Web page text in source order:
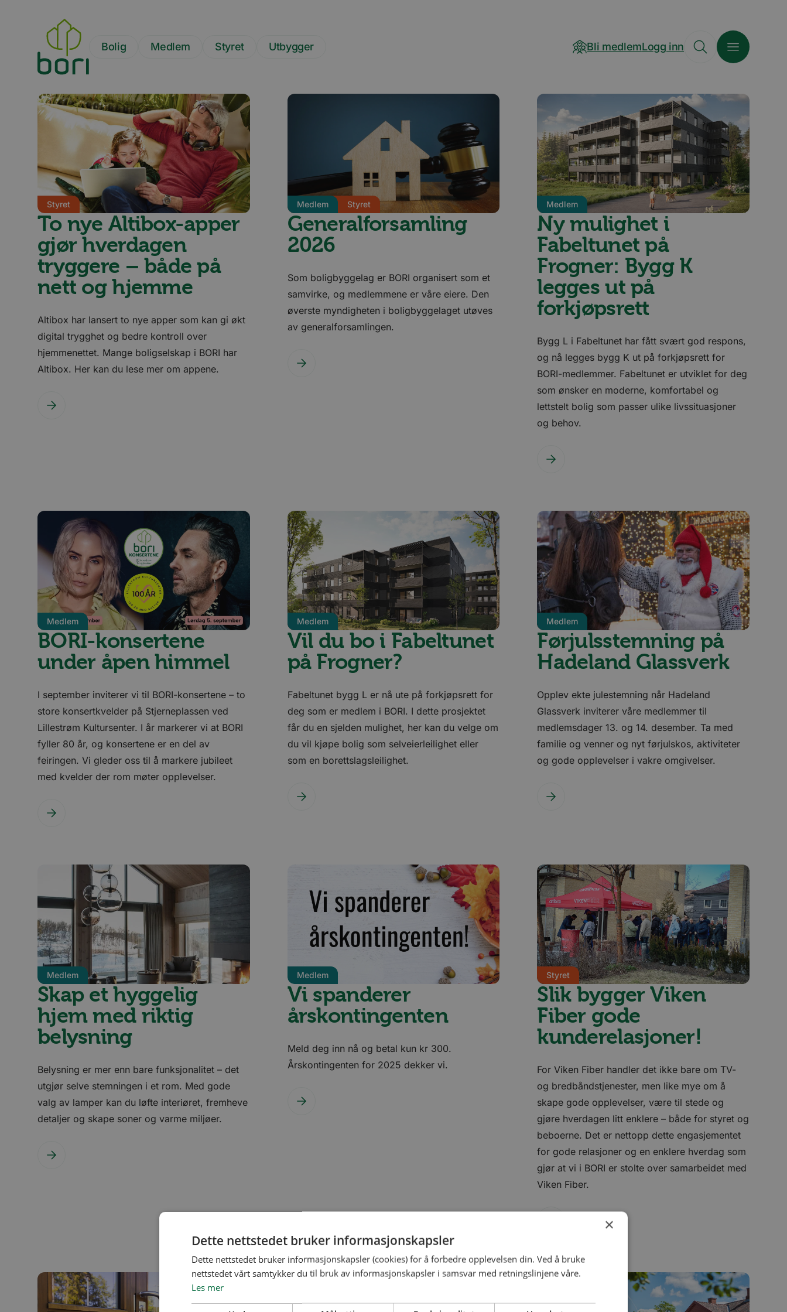
hovedinnhold
Bolig Medlem Styret Utbygger Bli medlemLogg inn
Styret
To nye Altibox-apper
gjør hverdagen
tryggere – både på
nett og hjemme
Altibox har lansert to nye apper som kan gi økt
digital trygghet og bedre kontroll over
hjemmenettet. Mange boligselskap i BORI har
Altibox. Her kan du lese mer om appene.
Medlem Styret
Generalforsamling
2026
Som boligbyggelag er BORI organisert som et
samvirke, og medlemmene er våre eiere. Den
øverste myndigheten i boligbyggelaget utøves
av generalforsamlingen.
Medlem
Ny mulighet i
Fabeltunet på
Frogner: Bygg K
legges ut på
forkjøpsrett
Bygg L i Fabeltunet har fått svært god respons,
og nå legges bygg K ut på forkjøpsrett for
BORI-medlemmer. Fabeltunet er utviklet for deg
som ønsker en moderne, komfortabel og
lettstelt bolig som passer ulike livssituasjoner
og behov.
Medlem
BORI-konsertene
under åpen himmel
I september inviterer vi til BORI-konsertene – to
store konsertkvelder på Stjerneplassen ved
Lillestrøm Kultursenter. I år markerer vi at BORI
fyller 80 år, og konsertene er en del av
feiringen. Vi gleder oss til å markere jubileet
med kvelder der rom møter opplevelser.
Medlem
Vil du bo i Fabeltunet
på Frogner?
Fabeltunet bygg L er nå ute på forkjøpsrett for
deg som er medlem i BORI. I dette prosjektet
får du en sjelden mulighet, her kan du velge om
du vil kjøpe bolig som selveierleilighet eller
som en borettslagsleilighet.
Medlem
Førjulsstemning på
Hadeland Glassverk
Opplev ekte julestemning når Hadeland
Glassverk inviterer våre medlemmer til
medlemsdager 13. og 14. desember. Ta med
familie og venner og nyt førjulskos, aktiviteter
og gode opplevelser i vakre omgivelser.
Medlem
Skap et hyggelig
hjem med riktig
belysning
Belysning er mer enn bare funksjonalitet – det
utgjør selve stemningen i et rom. Med gode
valg av lamper kan du løfte interiøret, fremheve
detaljer og skape soner og varme miljøer.
Medlem
Vi spanderer
årskontingenten
Meld deg inn nå og betal kun kr 300.
Årskontingenten for 2025 dekker vi.
Styret
Slik bygger Viken
Fiber gode
kunderelasjoner!
For Viken Fiber handler det ikke bare om TV-
og bredbåndstjenester, men like mye om å
skape gode opplevelser, være til stede og
gjøre hverdagen litt enklere – både for styret og
beboerne. Det er nettopp dette engasjementet
for gode relasjoner og en enklere hverdag som
gjør at vi i BORI er stolte over samarbeidet med
Viken Fiber.
×
Dette nettstedet bruker informasjonskapsler
Dette nettstedet bruker informasjonskapsler (cookies) for å forbedre opplevelsen din. Ved å bruke
nettstedet vårt samtykker du til bruk av informasjonskapsler i samsvar med retningslinjene våre.
Les mer